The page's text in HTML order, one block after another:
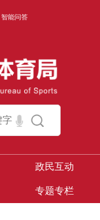
智能问答
政民互动
专题专栏